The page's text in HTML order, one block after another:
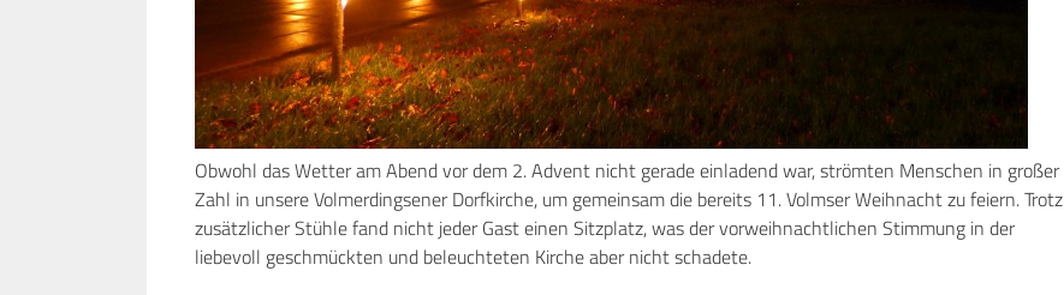
Obwohl das Wetter am Abend vor dem 2. Advent nicht gerade einladend war, strömten Menschen in großer
Zahl in unsere Volmerdingsener Dorfkirche, um gemeinsam die bereits 11. Volmser Weihnacht zu feiern. Trotz
zusätzlicher Stühle fand nicht jeder Gast einen Sitzplatz, was der vorweihnachtlichen Stimmung in der
liebevoll geschmückten und beleuchteten Kirche aber nicht schadete.